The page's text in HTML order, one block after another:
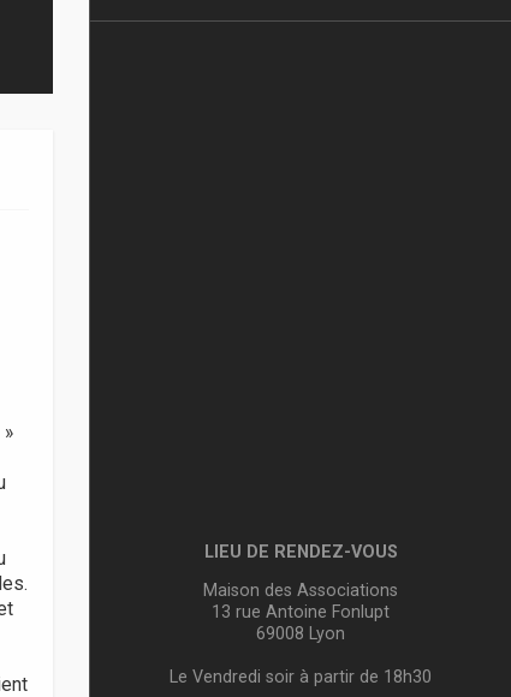
»
LIEU DE RENDEZ-VOUS
Maison des Associations
13 rue Antoine Fonlupt
69008 Lyon
Le Vendredi soir à partir de 18h30